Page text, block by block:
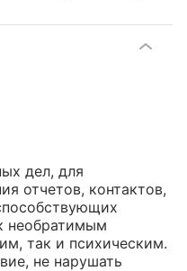
дел, для
отчетов, контактов,
необратимым
так и психическим.
не нарушать